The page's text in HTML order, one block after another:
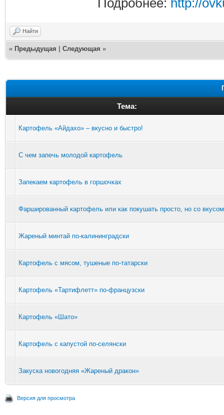
Найти
« Предыдущая Следующая »
Тема:
Картофель «Айдахо» – вкусно и быстро!
С чем запечь молодой картофель
Запекаем картофель в горшочках
Фаршированный картофель или как покушать просто, но со
Жареный минтай по-калининградски
Картофель с мясом, тушеные по-татарски
Картофель «Тартифлетт» по-французски
Картофель «Шато»
Картофель с капустой по-селянски
Закуска новогодняя «Жареный дракон»
Версия для просмотра